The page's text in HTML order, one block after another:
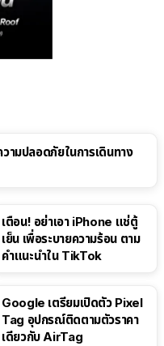
ามปลอดภัยในการเดินทาง
เตือน! อย่าเอา iPhone แช่ตู้
เย็น เพื่อระบายความร้อน ตาม
คำแนะนำใน TikTok
Google เตรียมเปิดตัว Pixel
Tag อุปกรณ์ติดตามตัวราคา
เดียวกับ AirTag